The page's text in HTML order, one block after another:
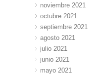
noviembre 2021
octubre 2021
septiembre 2021
agosto 2021
julio 2021
junio 2021
mayo 2021